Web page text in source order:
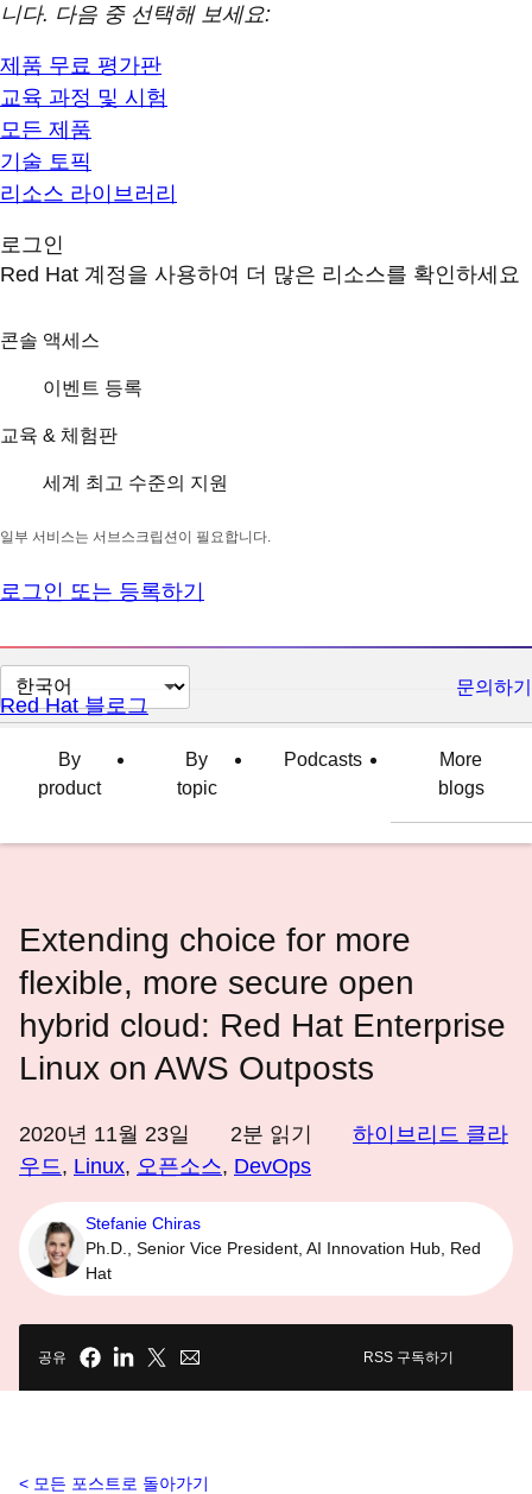
니다. 다음 중 선택해 보세요:
제품 무료 평가판
교육 과정 및 시험
모든 제품
기술 토픽
리소스 라이브러리
로그인
Red Hat 계정을 사용하여 더 많은 리소스를 확인하세요
콘솔 액세스
이벤트 등록
교육 & 체험판
세계 최고 수준의 지원
일부 서비스는 서브스크립션이 필요합니다.
로그인 또는 등록하기
페
이
변
문의하기
Red Hat 블로그
By
product
By
topic
Podcasts
More
blogs
Extending choice for more
flexible, more secure open
hybrid cloud: Red Hat Enterprise
Linux on AWS Outposts
2020년 11월 23일 2분 읽기
하이브리드 클라
우드, Linux, 오픈소스, DevOps
Stefanie Chiras
Ph.D., Senior Vice President, AI Innovation Hub, Red
Hat
공유 RSS 구독하기
모든 포스트로 돌아가기